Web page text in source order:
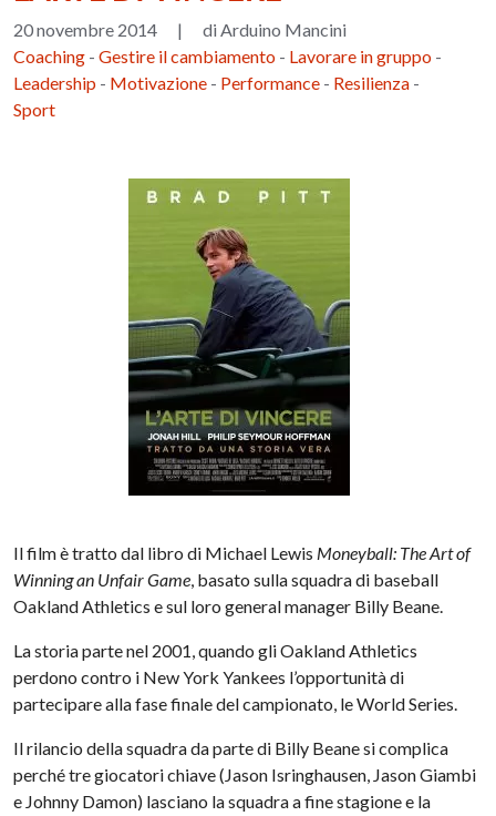
20 novembre 2014 |
di Arduino Mancini
Coaching -Gestire il cambiamento - Lavorare in gruppo -
Leadership - Motivazione - Performance - Resilienza -
Sport
Il film è tratto dal libro di Michael Lewis Moneyball: The Art of
Winning an Unfair Game, basato sulla squadra di baseball
Oakland Athletics e sul loro general manager Billy Beane.
La storia parte nel 2001, quando gli Oakland Athletics
perdono contro i New York Yankees l’opportunità di
partecipare alla fase finale del campionato, le World Series.
Il rilancio della squadra da parte di Billy Beane si complica
perché tre giocatori chiave (Jason Isringhausen, Jason Giambi
e Johnny Damon) lasciano la squadra a fine stagione e la